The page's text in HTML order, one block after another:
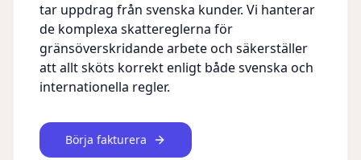
tar uppdrag från svenska kunder. Vi hanterar
de komplexa skattereglerna för
gränsöverskridande arbete och säkerställer
att allt sköts korrekt enligt både svenska och
internationella regler.
Börja fakturera